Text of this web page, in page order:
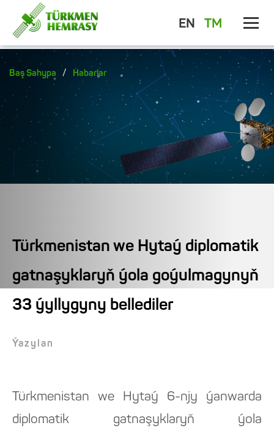
EN TM
Baş Sahypa / Habarlar
Türkmenistan we Hytaý diplomatik
gatnaşyklaryň ýola goýulmagynyň
33 ýyllygyny bellediler
Ýazylan
Türkmenistan we Hytaý 6-njy ýanwarda
diplomatik gatnaşyklaryň ýola